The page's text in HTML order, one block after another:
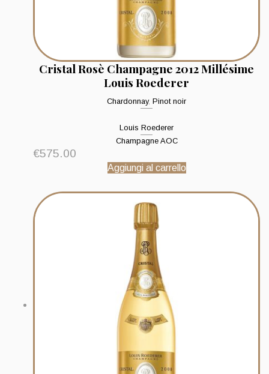
Cristal Rosè Champagne 2012 Millésime
Louis Roederer
Chardonnay, Pinot noir
Louis Roederer
Champagne AOC
€575.00
Aggiungi al carrello